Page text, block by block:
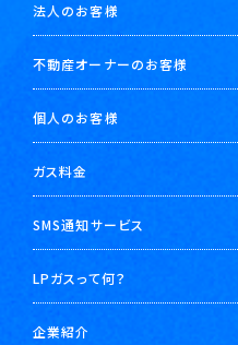
法人のお客様
不動産オーナーのお客様
個人のお客様
ガス料金
SMS通知サービス
LPガスって何？
企業紹介